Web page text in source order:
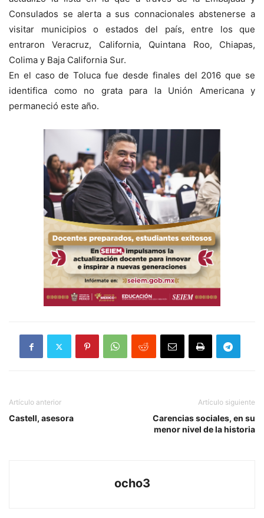
Consulados se alerta a sus connacionales abstenerse a
visitar municipios o estados del país, entre los que
entraron Veracruz, California, Quintana Roo, Chiapas,
Colima y Baja California Sur.
En el caso de Toluca fue desde finales del 2016 que se
identifica como no grata para la Unión Americana y
permaneció este año.
Artículo anterior
Castell, asesora
Artículo siguiente
Carencias sociales, en su
menor nivel de la historia
ocho3